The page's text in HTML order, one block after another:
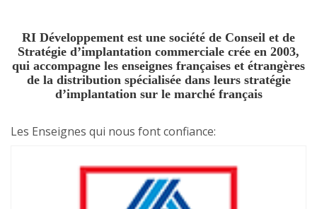
RI Développement est une société de Conseil et de
Stratégie d’implantation commerciale crée en 2003,
qui accompagne les enseignes françaises et étrangères
de la distribution spécialisée dans leurs stratégie
d’implantation sur le marché français
Les Enseignes qui nous font confiance: